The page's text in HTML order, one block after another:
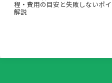
程・費用の目安と失敗しないポ
解説